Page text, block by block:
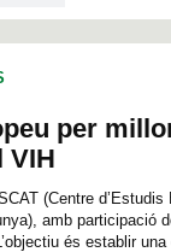
per
VIH
(Centre
amb participació
és establir